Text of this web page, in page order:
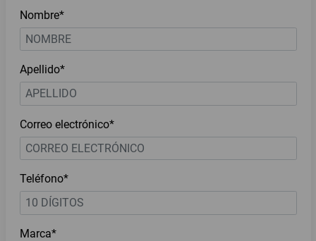
Nombre*
Apellido*
Correo electrónico*
Teléfono*
Marca*